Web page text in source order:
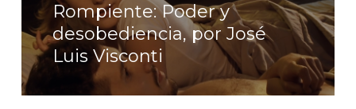
Entrada
siguiente:
Rompiente: Poder y
desobediencia, por José
Luis Visconti